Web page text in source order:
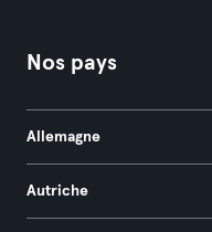
Nos pays
Allemagne
Autriche